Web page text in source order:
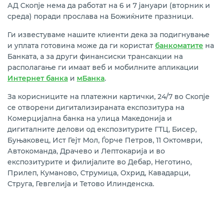
АД Скопје нема да работат на 6 и 7 јануари (вторник и
среда) поради прослава на Божиќните празници.
Ги известуваме нашите клиенти дека за подигнување
и уплата готовина може да ги користат банкоматите на
Банката, а за други финансиски трансакции на
располагање ги имаат веб и мобилните апликации
Интернет банка и мБанка.
За корисниците на платежни картички, 24/7 во Скопје
се отворени дигитализираната експозитура на
Комерцијална банка на улица Македонија и
дигиталните делови од експозитурите ГТЦ, Бисер,
Буњаковец, Ист Гејт Мол, Ѓорче Петров, 11 Октомври,
Автокоманда, Драчево и Лептокарија и во
експозитурите и филијалите во Дебар, Неготино,
Прилеп, Куманово, Струмица, Охрид, Кавадарци,
Струга, Гевгелија и Тетово Илинденска.